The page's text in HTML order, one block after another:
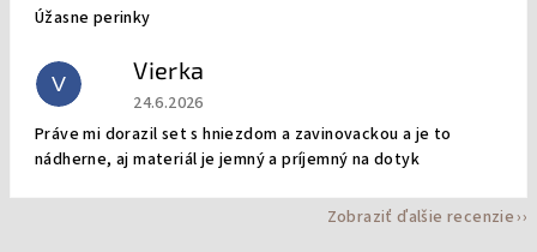
Úžasne perinky
V Vierka
Hodnotenie obchodu je 5 z 5 hviezdičiek.
24.6.2026
Práve mi dorazil set s hniezdom a zavinovackou a je to
nádherne, aj materiál je jemný a príjemný na dotyk
Zobraziť ďalšie recenzie